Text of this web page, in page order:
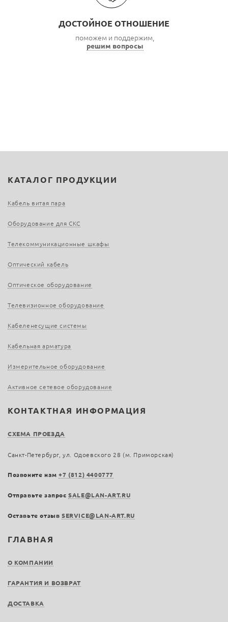
ДОСТОЙНОЕ ОТНОШЕНИЕ
поможем и поддержим,
решим вопросы
ГЛАВНАЯ
О КОМПАНИИ
ГАРАНТИЯ И ВОЗВРАТ
ДОСТАВКА
КАТАЛОГ ПРОДУКЦИИ
Кабель витая пара
Оборудование для СКС
Телекоммуникационные шкафы
Оптический кабель
Оптическое оборудование
Телевизионное оборудование
Кабеленесущие системы
Кабельная арматура
Измерительное оборудование
Активное сетевое оборудование
КОНТАКТНАЯ ИНФОРМАЦИЯ
СХЕМА ПРОЕЗДА
Санкт-Петербург, ул. Одоевского 28 (м. Приморская)
Позвоните нам+7 (812) 4400777
Отправьте запросSALE@LAN-ART.RU
Оставьте отзыв SERVICE@LAN-ART.RU